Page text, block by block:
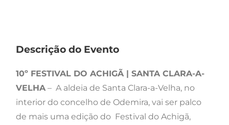
Descrição do Evento
10º FESTIVAL DO ACHIGÃ | SANTA CLARA-A-
VELHA– A aldeia de Santa Clara-a-Velha, no
interior do concelho de Odemira, vai ser palco
de mais uma edição do Festival do Achigã,